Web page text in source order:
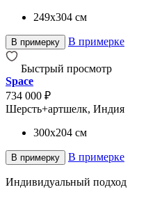
249x304 см
В примерку В примерке
Быстрый просмотр
Space
734 000 ₽
Шерсть+артшелк, Индия
300x204 см
В примерку В примерке
Индивидуальный подход